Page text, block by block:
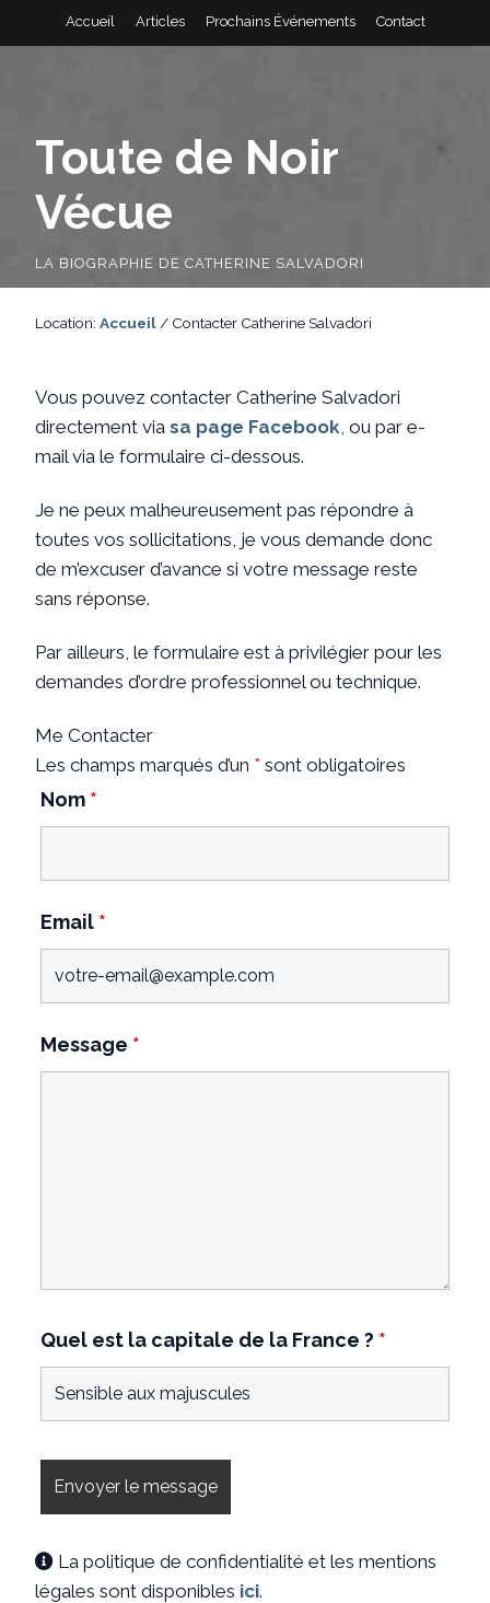
Accueil Articles Prochains Événements Contact
Toute de Noir
Vécue
LA BIOGRAPHIE DE CATHERINE SALVADORI
Location: Accueil / Contacter Catherine Salvadori
Vous pouvez contacter Catherine Salvadori
directement via sa page Facebook , ou par e-
mail via le formulaire ci-dessous.
Je ne peux malheureusement pas répondre à
toutes vos sollicitations, je vous demande donc
de m’excuser d’avance si votre message reste
sans réponse.
Par ailleurs, le formulaire est à privilégier pour les
demandes d’ordre professionnel ou technique.
Me Contacter
Les champs marqués d’un * sont obligatoires
Nom *
Email *
Message *
Quel est la capitale de la France ? *
 La politique de confidentialité et les mentions
légales sont disponibles ici.